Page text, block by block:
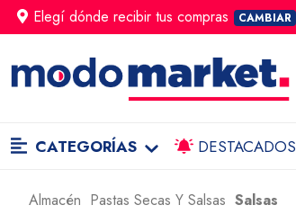
Elegí dónde recibir tus compras CAMBIAR
CATEGORÍAS DESTACADOS
Almacén Pastas Secas Y Salsas Salsas